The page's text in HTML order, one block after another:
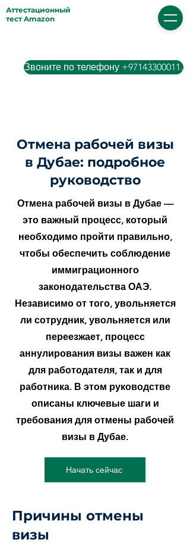
Аттестационный
тест Amazon
Звоните по телефону +97143300011.
Отмена рабочей визы
в Дубае: подробное
руководство
Отмена рабочей визы в Дубае —
это важный процесс, который
необходимо пройти правильно,
чтобы обеспечить соблюдение
иммиграционного
законодательства ОАЭ.
Независимо от того, увольняется
ли сотрудник, увольняется или
переезжает, процесс
аннулирования визы важен как
для работодателя, так и для
работника. В этом руководстве
описаны ключевые шаги и
требования для отмены рабочей
визы в Дубае.
Начать сейчас
Причины отмены
визы